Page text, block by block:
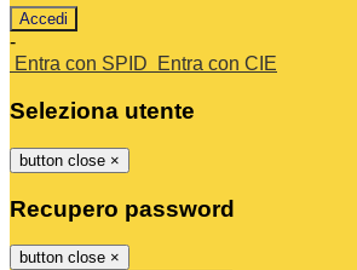
-
Entra con SPID
Entra con CIE
Seleziona utente
button close ×
Recupero password
button close ×